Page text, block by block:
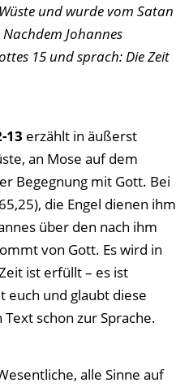
und wurde vom Satan
Nachdem Johannes
15 und sprach: Die Zeit
13 erzählt in äußerst
an Mose auf dem
Begegnung mit Gott. Bei
die Engel dienen ihm
über den nach ihm
von Gott. Es wird in
ist erfüllt – es ist
euch und glaubt diese
schon zur Sprache.
alle Sinne auf